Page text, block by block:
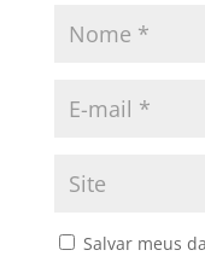
Salvar meus